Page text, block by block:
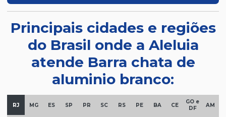
Principais cidades e regiões
do Brasil onde a Aleluia
atende Barra chata de
aluminio branco:
RJ MG ES SP PR SC RS PE BA CE
GO e
DF
AM